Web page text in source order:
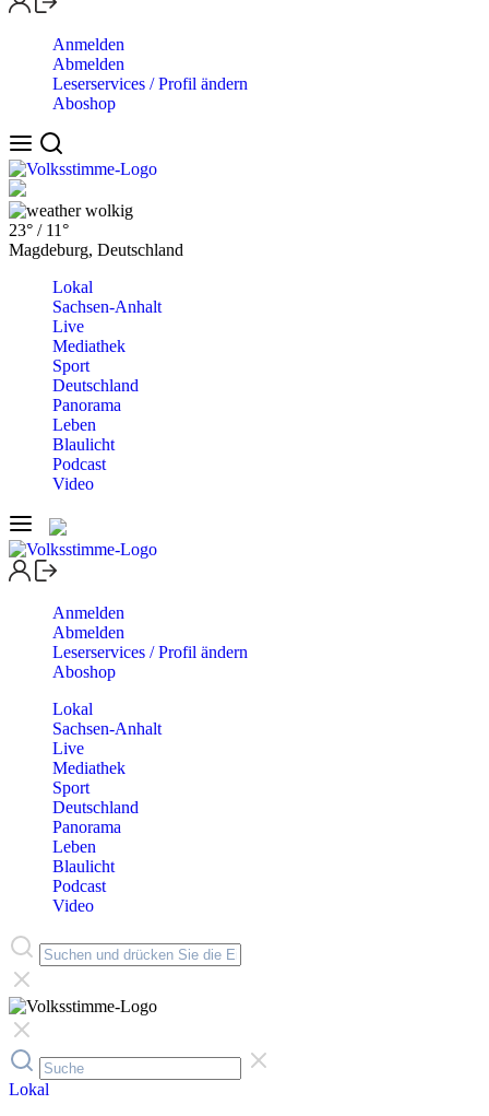
Anmelden
Abmelden
Leserservices / Profil ändern
Aboshop
wolkig
23° / 11°
Magdeburg, Deutschland
Lokal
Sachsen-Anhalt
Live
Mediathek
Sport
Deutschland
Panorama
Leben
Blaulicht
Podcast
Video
Anmelden
Abmelden
Leserservices / Profil ändern
Aboshop
Lokal
Sachsen-Anhalt
Live
Mediathek
Sport
Deutschland
Panorama
Leben
Blaulicht
Podcast
Video
Lokal